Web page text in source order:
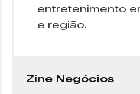
entretenimento
e região.
Zine Negócios